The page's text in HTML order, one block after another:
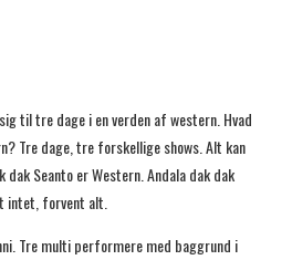
til tre dage i en verden af western. Hvad
Tre dage, tre forskellige shows. Alt kan
dak Seanto er Western. Andala dak dak
intet, forvent alt.
Tre multi performere med baggrund i